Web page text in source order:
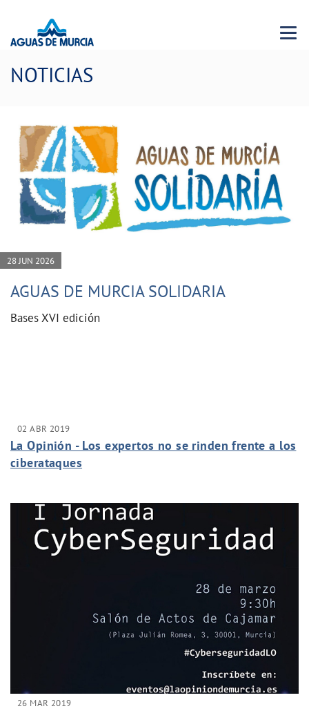
Menu
NOTICIAS
28 JUN 2026
AGUAS DE MURCIA SOLIDARIA
Bases XVI edición
02 ABR 2019
La Opinión - Los expertos no se rinden frente a los
ciberataques
26 MAR 2019